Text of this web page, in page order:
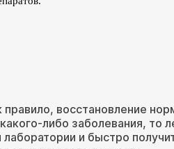
восстановление
либо заболевания, то
и быстро